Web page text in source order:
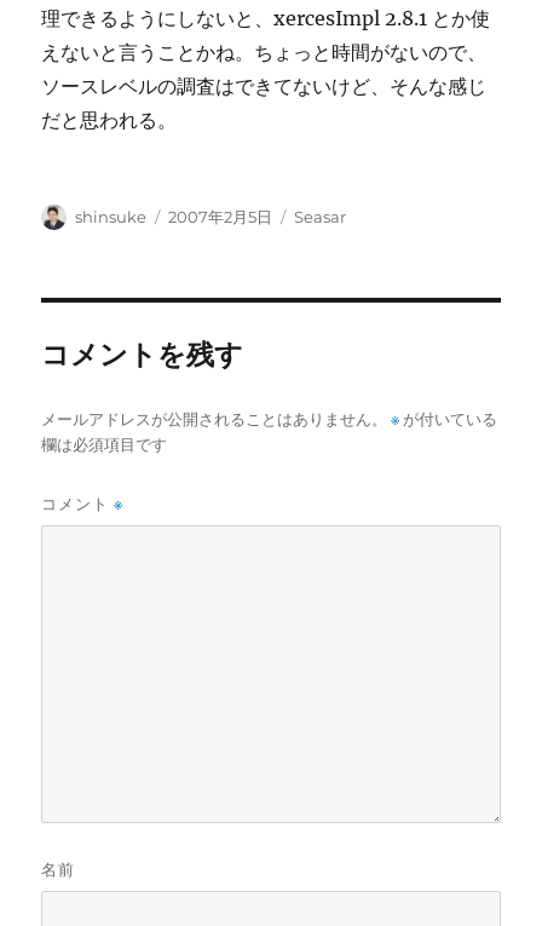
理できるようにしないと、xercesImpl 2.8.1 とか使
えないと言うことかね。ちょっと時間がないので、
ソースレベルの調査はできてないけど、そんな感じ
だと思われる。
投
shinsuke
投
2007年2月5日
カ
Seasar
コメントを残す
メールアドレスが公開されることはありません。 ※が付いている
欄は必須項目です
コメント※
名前